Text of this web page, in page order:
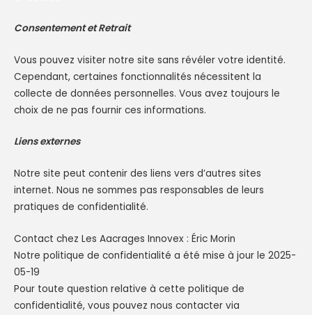
Consentement et Retrait
Vous pouvez visiter notre site sans révéler votre identité.
Cependant, certaines fonctionnalités nécessitent la
collecte de données personnelles. Vous avez toujours le
choix de ne pas fournir ces informations.
Liens externes
Notre site peut contenir des liens vers d’autres sites
internet. Nous ne sommes pas responsables de leurs
pratiques de confidentialité.
Contact chez Les Aacrages Innovex : Éric Morin
Notre politique de confidentialité a été mise à jour le 2025-
05-19
Pour toute question relative à cette politique de
confidentialité, vous pouvez nous contacter via